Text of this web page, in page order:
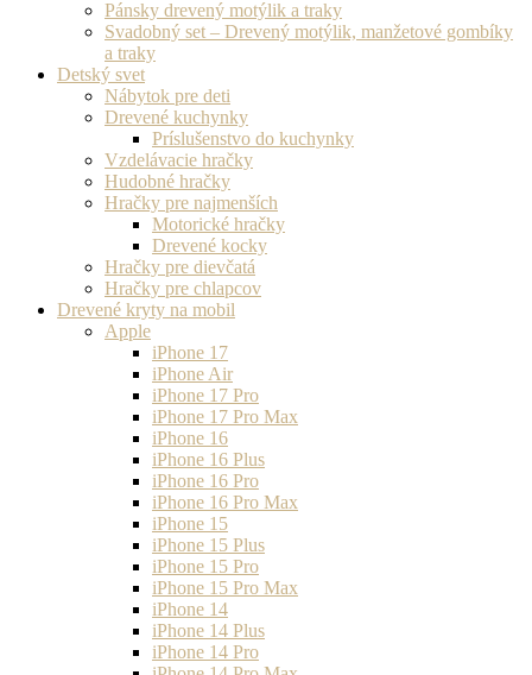
Pánsky drevený motýlik a traky
Svadobný set – Drevený motýlik, manžetové gombíky
a traky
Detský svet
Nábytok pre deti
Drevené kuchynky
Príslušenstvo do kuchynky
Vzdelávacie hračky
Hudobné hračky
Hračky pre najmenších
Motorické hračky
Drevené kocky
Hračky pre dievčatá
Hračky pre chlapcov
Drevené kryty na mobil
Apple
iPhone 17
iPhone Air
iPhone 17 Pro
iPhone 17 Pro Max
iPhone 16
iPhone 16 Plus
iPhone 16 Pro
iPhone 16 Pro Max
iPhone 15
iPhone 15 Plus
iPhone 15 Pro
iPhone 15 Pro Max
iPhone 14
iPhone 14 Plus
iPhone 14 Pro